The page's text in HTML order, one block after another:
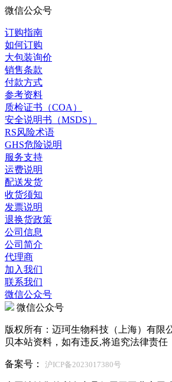
微信公众号
订购指南
如何订购
大包装询价
销售条款
付款方式
参考资料
质检证书（COA）
安全说明书（MSDS）
RS风险术语
GHS危险说明
服务支持
运费说明
配送发货
收货须知
发票说明
退换货政策
公司信息
公司简介
代理商
加入我们
联系我们
微信公众号
微信公众号
版权所有：迈珂生物科技（上海）有限
贝本站资料，如有违反,将追究法律责任
备案号： 沪ICP备2023017380号